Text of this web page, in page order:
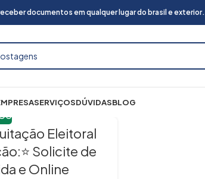
documentos em qualquer lugar do brasil e exterior.
SERVIÇOSDÚVIDASBLOG
Eleitoral
Solicite de
e Online